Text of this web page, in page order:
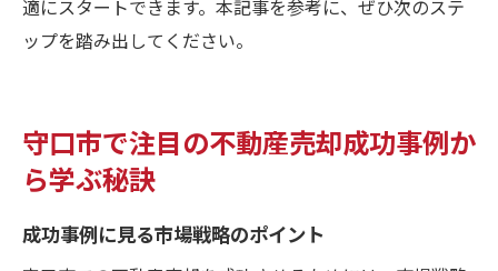
適にスタートできます。本記事を参考に、ぜひ次のステ
ップを踏み出してください。
守口市で注目の不動産売却成功事例か
ら学ぶ秘訣
成功事例に見る市場戦略のポイント